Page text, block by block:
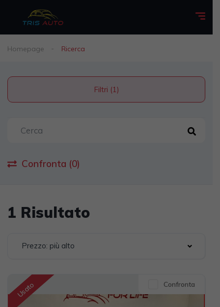
Homepage Ricerca
Filtri (1)
Confronta (0)
1 Risultato
Prezzo: più alto
Usato Confronta